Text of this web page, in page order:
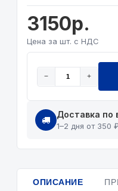
3150р.
Цена за шт. с НДС
− +
Доставка по
1–2 дня от 350
ОПИСАНИЕ